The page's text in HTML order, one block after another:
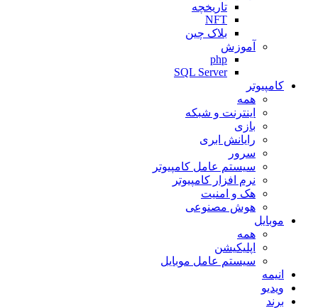
تاریخچه
NFT
بلاک چین
آموزش
php
SQL Server
کامپیوتر
همه
اینترنت و شبکه
بازی
رایانش ابری
سرور
سیستم عامل کامپیوتر
نرم افزار کامپیوتر
هک و امنیت
هوش مصنوعی
موبایل
همه
اپلیکیشن
سیستم عامل موبایل
انیمه
ویدیو
برند